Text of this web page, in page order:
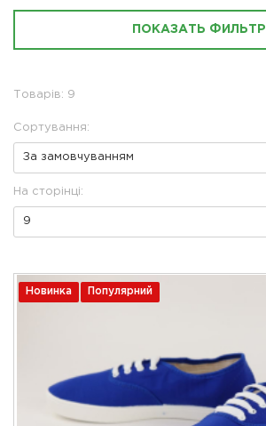
ПОКАЗАТЬ ФИЛЬТР
Товарів: 9
Сортування:
На сторінці:
Новинка Популярний